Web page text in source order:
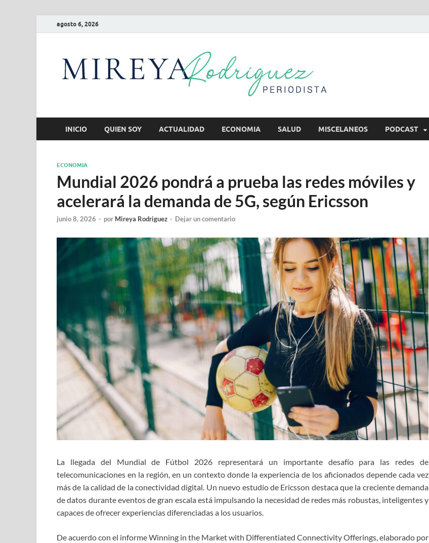
agosto 6, 2026
INICIO QUIEN SOY ACTUALIDAD ECONOMIA SALUD MISCELANEOS PODCAST
ECONOMIA
Mundial 2026 pondrá a prueba las redes móviles y
acelerará la demanda de 5G, según Ericsson
junio 8, 2026 - por Mireya Rodriguez - Dejar un comentario
La llegada del Mundial de Fútbol 2026 representará un importante desafío para las redes de
telecomunicaciones en la región, en un contexto donde la experiencia de los aficionados depende cada vez
más de la calidad de la conectividad digital. Un nuevo estudio de Ericsson destaca que la creciente demanda
de datos durante eventos de gran escala está impulsando la necesidad de redes más robustas, inteligentes y
capaces de ofrecer experiencias diferenciadas a los usuarios.
De acuerdo con el informe Winning in the Market with Differentiated Connectivity Offerings, elaborado por